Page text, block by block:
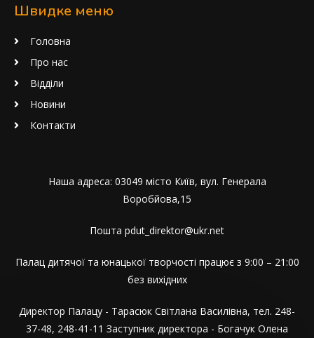
Швидке меню
Головна
Про нас
Відділи
Новини
Контакти
Наша адреса: 03049 місто Київ, вул. Генерала
Воробйова,15
Пошта pdut_direktor@ukr.net
Палац дитячої та юнацької творчості працює з 9:00 – 21:00
без вихідних
Директор Палацу - Тарасюк Світлана Василівна, тел. 248-
37-48, 248-41-11 Заступник директора - Богачук Олена